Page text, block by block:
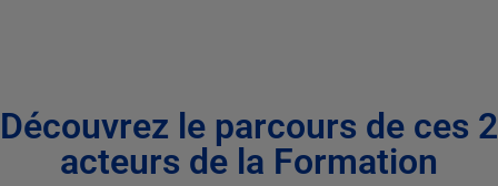
Découvrez le parcours de ces 2
acteurs de la Formation